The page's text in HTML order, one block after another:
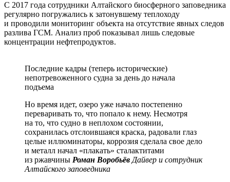
С 2017 года сотрудники Алтайского биосферного заповедника
регулярно погружались к затонувшему теплоходу
и проводили мониторинг объекта на отсутствие явных следов
разлива ГСМ. Анализ проб показывал лишь следовые
концентрации нефтепродуктов.
Последние кадры (теперь исторические)
непотревоженного судна за день до начала
подъема
Но время идет, озеро уже начало постепенно
переваривать то, что попало к нему. Несмотря
на то, что судно в неплохом состоянии,
сохранилась отслоившаяся краска, радовали глаз
целые иллюминаторы, коррозия сделала свое дело
и металл начал «плакать» сталактитами
из ржавчины Роман Воробьёв Дайвер и сотрудник
Алтайского заповедника